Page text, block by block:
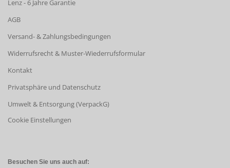
Lenz - 6 Jahre Garantie
AGB
Versand- & Zahlungsbedingungen
Widerrufsrecht & Muster-Wiederrufsformular
Kontakt
Privatsphäre und Datenschutz
Umwelt & Entsorgung (VerpackG)
Cookie Einstellungen
Besuchen Sie uns auch auf: